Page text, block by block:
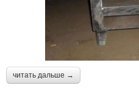
читать дальше →